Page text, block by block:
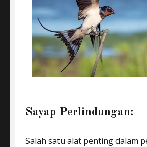
Sayap Perlindungan:
Salah satu alat penting dalam